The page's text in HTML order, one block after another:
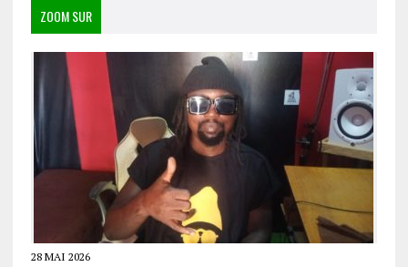
ZOOM SUR
28 MAI 2026